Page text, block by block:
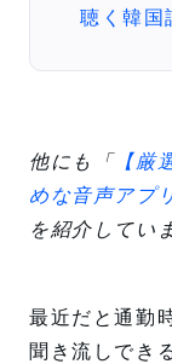
聴く韓国
他にも「【厳
めな音声アプ
を紹介してい
最近だと通勤
聞き流しでき